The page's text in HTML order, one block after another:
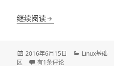
继续阅读如何扩容LV磁盘分区
发
布
2016年6月15日
分
Linux基础
区
如何扩容LV磁盘分区
有1条评论